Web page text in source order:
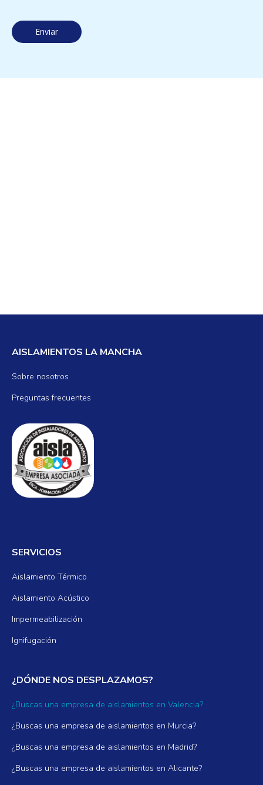
AISLAMIENTOS LA MANCHA
Sobre nosotros
Preguntas frecuentes
SERVICIOS
Aislamiento Térmico
Aislamiento Acústico
Impermeabilización
Ignifugación
¿DÓNDE NOS DESPLAZAMOS?
¿Buscas una empresa de aislamientos en Valencia?
¿Buscas una empresa de aislamientos en Murcia?
¿Buscas una empresa de aislamientos en Madrid?
¿Buscas una empresa de aislamientos en Alicante?